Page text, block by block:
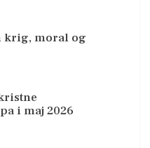
krig, moral og
i maj 2026